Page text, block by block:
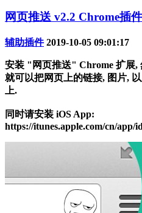
网页推送 v2.2 Chrome插件
辅助插件 2019-10-05 09:01:17
安装 "网页推送" Chrome 扩展,
就可以把网页上的链接, 图片,
上.
同时请安装 iOS App:
https://itunes.apple.com/cn/app/